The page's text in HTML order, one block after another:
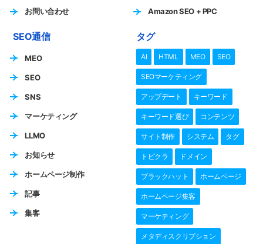
お問い合わせ Amazon SEO + PPC
SEO通信
MEO
SEO
SNS
マーケティング
LLMO
お知らせ
ホームページ制作
記事
集客
タグ
AI HTML MEO SEO
SEOマーケティング
アップデート キーワード
キーワード選び コンテンツ
サイト制作 システム タグ
トピクラ ドメイン
ブラックハット ホームページ
ホームページ集客
マーケティング
メタディスクリプション